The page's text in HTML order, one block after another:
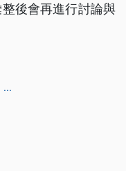
後會再進行討論與
...